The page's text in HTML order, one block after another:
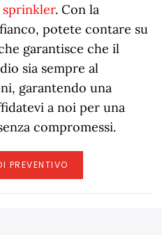
sprinkler. Con la
potete contare su
garantisce che il
sia sempre al
garantendo una
a noi per una
compromessi.
PREVENTIVO